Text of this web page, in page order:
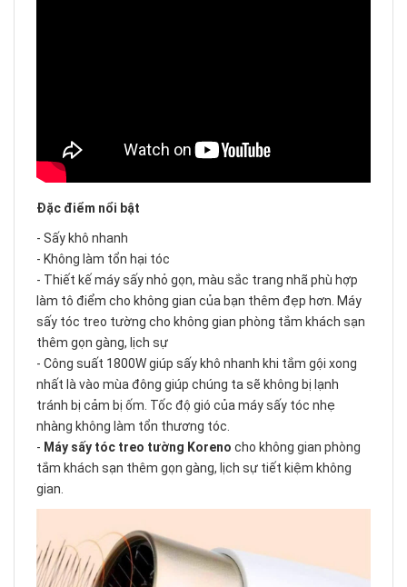
Đặc điểm nổi bật
- Sấy khô nhanh
- Không làm tổn hại tóc
- Thiết kế máy sấy nhỏ gọn, màu sắc trang nhã phù hợp
làm tô điểm cho không gian của bạn thêm đẹp hơn. Máy
sấy tóc treo tường cho không gian phòng tắm khách sạn
thêm gọn gàng, lịch sự
- Công suất 1800W giúp sấy khô nhanh khi tắm gội xong
nhất là vào mùa đông giúp chúng ta sẽ không bị lạnh
tránh bị cảm bị ốm. Tốc độ gió của máy sấy tóc nhẹ
nhàng không làm tổn thương tóc.
- Máy sấy tóc treo tường Koreno cho không gian phòng
tắm khách sạn thêm gọn gàng, lịch sự tiết kiệm không
gian.